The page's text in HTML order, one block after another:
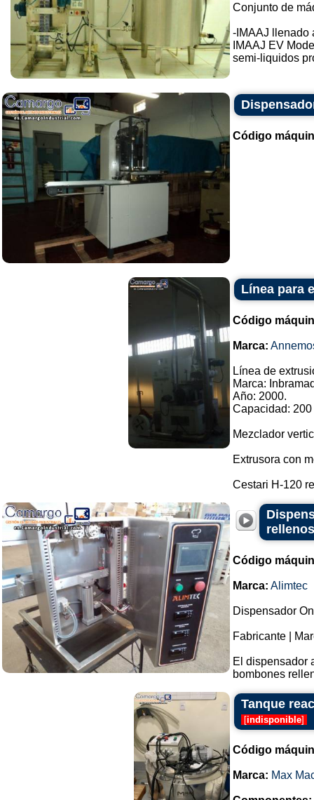
Conjunto de
-IMAAJ llenado
IMAAJ EV
semi-liquidos
Código
Línea para
Código
Marca:
Línea de
Marca:
Año: 2000.
Capacidad:
Mezclador
Extrusora con
Cestari H-120
Código
Marca: Alimtec
Dispensador
Fabricante |
El dispensador
bombones
Tanque
[indisponible]
Código
Marca: Max